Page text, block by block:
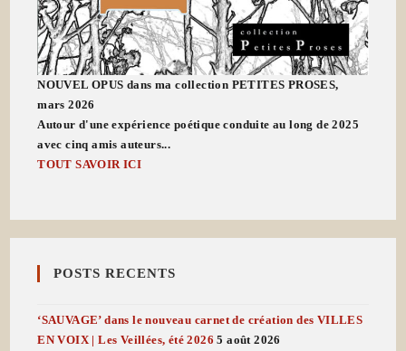
NOUVEL OPUS dans ma collection PETITES PROSES,
mars 2026
Autour d'une expérience poétique conduite au long de 2025
avec cinq amis auteurs...
TOUT SAVOIR ICI
POSTS RECENTS
‘SAUVAGE’ dans le nouveau carnet de création des VILLES
EN VOIX | Les Veillées, été 2026 5 août 2026